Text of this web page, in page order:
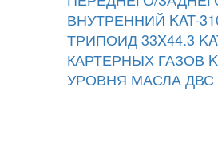
ВНУТРЕННИЙ KAT-
ТРИПОИД 33X44.3
КАРТЕРНЫХ ГАЗОВ
УРОВНЯ МАСЛА ДВС